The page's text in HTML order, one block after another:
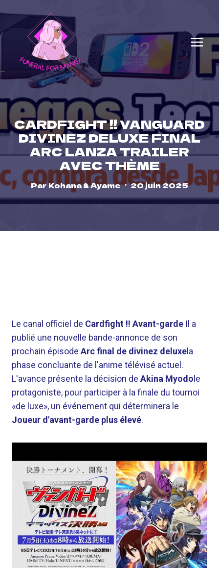
content
CARDFIGHT !! VANGUARD
DIVINEZ DELUXE FINAL
ARC LANZA TRAILER
AVEC THÈME
ParKohana & Ayame 20 juin 2025
Le canal officiel de Cardfight !! Avant-garde Il a
publié une nouvelle bande-annonce de son
prochain épisode Arc final de divinez deluxe la
phase concluante de l'anime télévisé actuel.
L'avance présente la décision de Akina Myodo le
protagoniste, pour participer à la finale du tournoi
«de luxe», un événement qui déterminera le
Joueur d'avant-garde plus élevé.